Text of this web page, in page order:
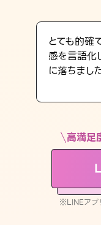
LINE占いを
※LINEアプリ内のサービスペー
とても的確
感を言語化
に落ちまし
高満足
※LINEアプ